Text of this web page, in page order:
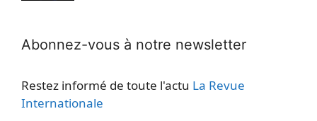
Abonnez-vous à notre newsletter
Restez informé de toute l'actu La Revue
Internationale